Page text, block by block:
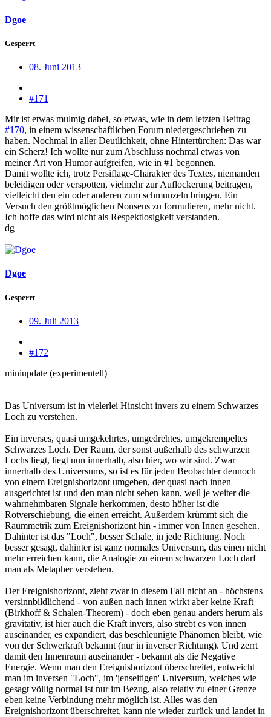
Dgoe
Gesperrt
08. Juni 2013
#171
Mir ist etwas mulmig dabei, so etwas, wie in dem letzten Beitrag
#170, in einem wissenschaftlichen Forum niedergeschrieben zu
haben. Nochmal in aller Deutlichkeit, ohne Hintertürchen: Das war
ein Scherz! Ich wollte nur zum Abschluss nochmal etwas von
meiner Art von Humor aufgreifen, wie in #1 begonnen.
Damit wollte ich, trotz Persiflage-Charakter des Textes, niemanden
beleidigen oder verspotten, vielmehr zur Auflockerung beitragen,
vielleicht den ein oder anderen zum schmunzeln bringen. Ein
Versuch den größtmöglichen Nonsens zu formulieren, mehr nicht.
Ich hoffe das wird nicht als Respektlosigkeit verstanden.
dg
Dgoe
Gesperrt
09. Juli 2013
#172
miniupdate (experimentell)
Das Universum ist in vielerlei Hinsicht invers zu einem Schwarzes
Loch zu verstehen.
Ein inverses, quasi umgekehrtes, umgedrehtes, umgekrempeltes
Schwarzes Loch. Der Raum, der sonst außerhalb des schwarzen
Lochs liegt, liegt nun innerhalb, also hier, wo wir sind. Zwar
innerhalb des Universums, so ist es für jeden Beobachter dennoch
von einem Ereignishorizont umgeben, der quasi nach innen
ausgerichtet ist und den man nicht sehen kann, weil je weiter die
wahrnehmbaren Signale herkommen, desto höher ist die
Rotverschiebung, die einen erreicht. Außerdem krümmt sich die
Raummetrik zum Ereignishorizont hin - immer von Innen gesehen.
Dahinter ist das "Loch", besser Schale, in jede Richtung. Noch
besser gesagt, dahinter ist ganz normales Universum, das einen nicht
mehr erreichen kann, die Analogie zu einem schwarzen Loch darf
man als Metapher verstehen.
Der Ereignishorizont, zieht zwar in diesem Fall nicht an - höchstens
versinnbildlichend - von außen nach innen wirkt aber keine Kraft
(Birkhoff & Schalen-Theorem) - doch eben genau anders herum als
gravitativ, ist hier auch die Kraft invers, also strebt es von innen
auseinander, es expandiert, das beschleunigte Phänomen bleibt, wie
von der Schwerkraft bekannt (nur in inverser Richtung). Und zerrt
damit den Innenraum auseinander - bekannt als die Negative
Energie. Wenn man den Ereignishorizont überschreitet, entweicht
man im inversen "Loch", im 'jenseitigen' Universum, welches wie
gesagt völlig normal ist nur im Bezug, also relativ zu einer Grenze
eben keine Verbindung mehr möglich ist. Alles was den
Ereignishorizont überschreitet, kann nie wieder zurück und landet in